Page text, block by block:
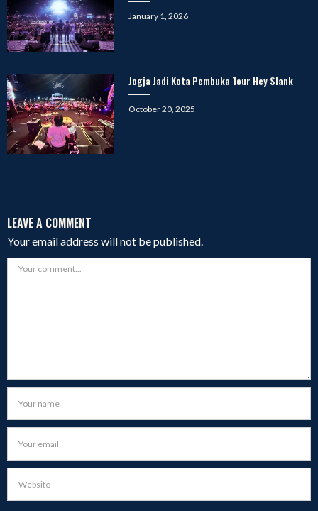
Posted
January 1, 2026
Jogja Jadi Kota Pembuka Tour Hey Slank
Posted
October 20, 2025
LEAVE A COMMENT
Your email address will not be published.